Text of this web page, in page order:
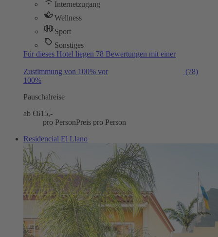
Internetzugang
Wellness
Sport
Sonstiges
Für dieses Hotel liegen 78 Bewertungen mit einer
Zustimmung von 100% vor
(78)
100%
Pauschalreise
ab €615,-
pro PersonPreis pro Person
Residencial El Llano